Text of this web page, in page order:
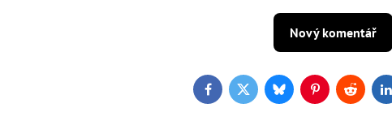
Nový komentář
FacebookTwitterBlueskyPinterestReddit